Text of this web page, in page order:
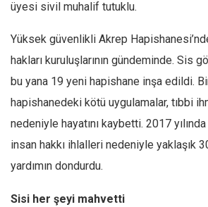
üyesi sivil muhalif tutuklu.
Yüksek güvenlikli Akrep
hakları kuruluşlarının gündeminde. Sis
bu yana 19 yeni hapishane inşa edildi.
hapishanedeki kötü uygulamalar, tıbbi
nedeniyle hayatını kaybetti. 2017 yılında
insan hakkı ihlalleri nedeniyle yaklaşık
yardımın dondurdu.
Sisi her şeyi mahvetti